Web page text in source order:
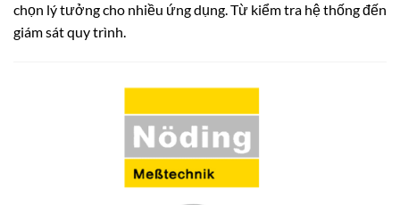
chọn lý tưởng cho nhiều ứng dụng. Từ kiểm tra hệ thống đến
giám sát quy trình.